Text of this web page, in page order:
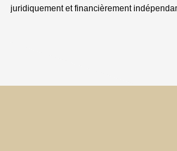
juridiquement et financièrement